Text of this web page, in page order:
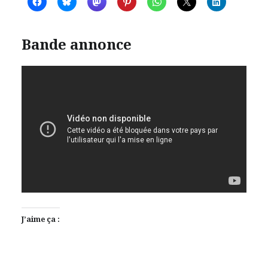
Bande annonce
J’aime ça :